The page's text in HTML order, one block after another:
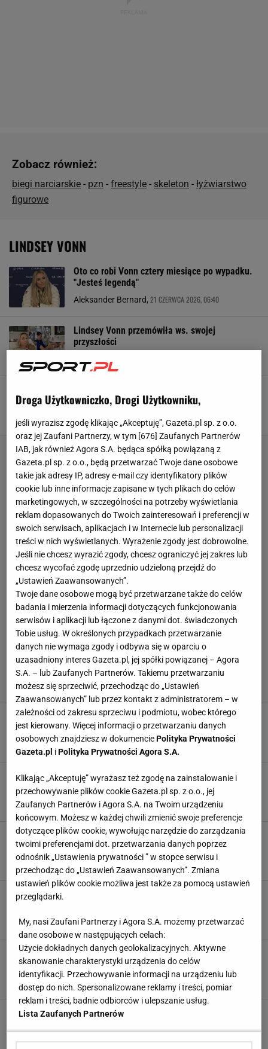
Zobacz również:
biegi narciarskie - pzn - freestyle - skeleton - łyżwiarstwo
figurowe
LINDSEY VONN
Oto co robi Vonn cztery miesiące po wypadku.
"Jesteś legendą"
Aleksander Bernard, 21 CZERWCA 2026, 06:40
Lindsey Vonn przemówiła ws. swojej
przyszłości
wypadku. Już podjęła decyzję
Norbert Amlicki, 9 KWIETNIA 2026, 12:44
Lindsey Vonn nie wytrzymała. "Nikt nie
pamięta"
Dominik Stachowiak, 26 MARCA 2026, 18:48
Vonn nie wytrzymała. Zabrała głos ws.
powrotu. "Nie potrzebuję pozwolenia"
Błażej Winter, 16 MARCA 2026, 12:30
Pierwsze takie nagranie Vonn po
makabrycznym upadku na igrzyskach
Błażej Winter, 6 MARCA 2026, 20:53
Jacek Hafka,25 LUTEGO 2026, 20:06
Ronaldo usłyszał wyznanie Vonn i natychmiast
zareagował. "Walcz"
Norbert Amlicki, 23 LUTEGO 2026, 23:23
Lindsey Vonn nie wytrzymała. Mocny wpis
Hubert Rybkowski,23 LUTEGO 2026, 10:42
Droga Użytkowniczko, Drogi Użytkowniku,
jeśli wyrazisz zgodę klikając „Akceptuję”, Gazeta.pl sp. z o.o.
oraz jej Zaufani Partnerzy, w tym [676] Zaufanych Partnerów
IAB, jak również Agora S.A. będąca spółką powiązaną z
Gazeta.pl sp. z o.o., będą przetwarzać Twoje dane osobowe
takie jak adresy IP, adresy e-mail czy identyfikatory plików
cookie lub inne informacje zapisane w tych plikach do celów
marketingowych, w szczególności na potrzeby wyświetlania
reklam dopasowanych do Twoich zainteresowań i preferencji w
swoich serwisach, aplikacjach i w Internecie lub personalizacji
treści w nich wyświetlanych. Wyrażenie zgody jest dobrowolne.
Jeśli nie chcesz wyrazić zgody, chcesz ograniczyć jej zakres lub
chcesz wycofać zgodę uprzednio udzieloną przejdź do
„Ustawień Zaawansowanych”.
Twoje dane osobowe mogą być przetwarzane także do celów
badania i mierzenia informacji dotyczących funkcjonowania
serwisów i aplikacji lub łączone z danymi dot. świadczonych
Tobie usług. W określonych przypadkach przetwarzanie
danych nie wymaga zgody i odbywa się w oparciu o
uzasadniony interes Gazeta.pl, jej spółki powiązanej – Agora
S.A. – lub Zaufanych Partnerów. Takiemu przetwarzaniu
możesz się sprzeciwić, przechodząc do „Ustawień
Zaawansowanych” lub przez kontakt z administratorem – w
zależności od zakresu sprzeciwu i podmiotu, wobec którego
jest kierowany. Więcej informacji o przetwarzaniu danych
osobowych znajdziesz w dokumenciePolityka Prywatności
Gazeta.pl iPolityka Prywatności Agora S.A.
Klikając „Akceptuję” wyrażasz też zgodę na zainstalowanie i
przechowywanie plików cookie Gazeta.pl sp. z o.o., jej
Zaufanych Partnerów i Agora S.A. na Twoim urządzeniu
końcowym. Możesz w każdej chwili zmienić swoje preferencje
dotyczące plików cookie, wywołując narzędzie do zarządzania
twoimi preferencjami dot. przetwarzania danych poprzez
odnośnik „Ustawienia prywatności ” w stopce serwisu i
przechodząc do „Ustawień Zaawansowanych”. Zmiana
ustawień plików cookie możliwa jest także za pomocą ustawień
przeglądarki.
My, nasi Zaufani Partnerzy i Agora S.A. możemy przetwarzać
dane osobowe w następujących celach:
Użycie dokładnych danych geolokalizacyjnych. Aktywne
skanowanie charakterystyki urządzenia do celów
identyfikacji. Przechowywanie informacji na urządzeniu lub
dostęp do nich. Spersonalizowane reklamy i treści, pomiar
reklam i treści, badnie odbiorców i ulepszanie usług.
Lista Zaufanych Partnerów